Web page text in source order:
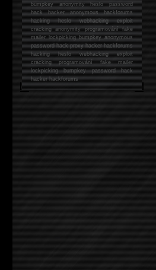
bumpkey anonymity heslo password
hackhacker anonymous hackforums
hackingheslo webhacking exploit
cracking anonymity programování fake
mailer lockpicking bumpkey anonymous
password hack proxy hacker hackforums
hacking heslo webhacking exploit
cracking programování fake mailer
lockpicking bumpkey password hack
hackerhackforums